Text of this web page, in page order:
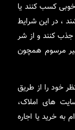
کسب کنند یا
، در این شرایط
جذب کنند و از شر
مرسوم همچون
خود را از طریق
های املاک،
خرید یا اجاره